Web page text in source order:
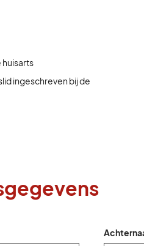
huisarts
ingeschreven bij de